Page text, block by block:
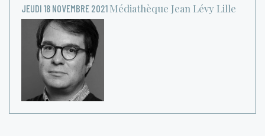
JEUDI 18 NOVEMBRE 2021 Médiathèque Jean Lévy Lille